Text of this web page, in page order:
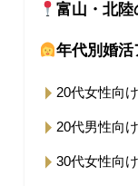
富山・北陸
年代別婚活
20代女性向け
20代男性向け
30代女性向け